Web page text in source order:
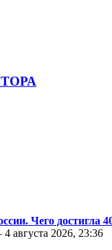
Чего достигла
августа 2026, 23:36